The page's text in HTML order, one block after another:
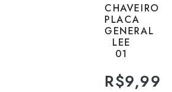
CHAVEIRO
PLACA
GENERAL
LEE
01
R$9,99